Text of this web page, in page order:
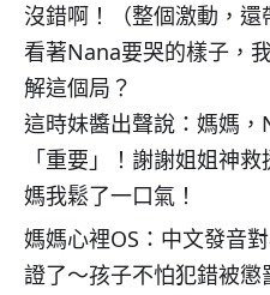
沒錯啊！（整個激動，還
看著Nana要哭的樣子，
解這個局？
這時妹醬出聲說：媽媽
「重要」！謝謝姐姐神
媽我鬆了一口氣！
媽媽心裡OS：中文發音
證了～孩子不怕犯錯被